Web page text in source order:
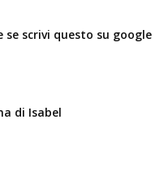
se scrivi questo su google
di Isabel